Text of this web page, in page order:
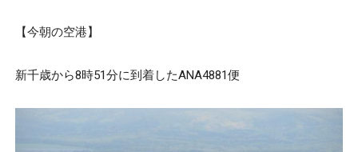
【今朝の空港】
新千歳から8時51分に到着したANA4881便